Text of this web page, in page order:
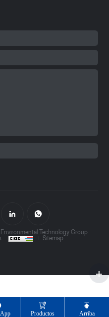
Productos Arriba
Technology Group
Sitemap